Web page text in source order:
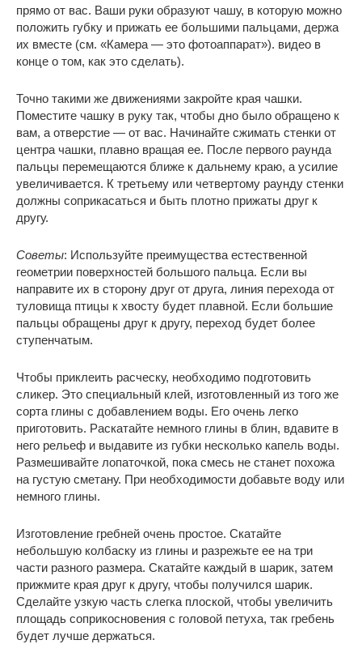
прямо от вас. Ваши руки образуют чашу, в которую можно
положить губку и прижать ее большими пальцами, держа
их вместе (см. «Камера — это фотоаппарат»). видео в
конце о том, как это сделать).
Точно такими же движениями закройте края чашки.
Поместите чашку в руку так, чтобы дно было обращено к
вам, а отверстие — от вас. Начинайте сжимать стенки от
центра чашки, плавно вращая ее. После первого раунда
пальцы перемещаются ближе к дальнему краю, а усилие
увеличивается. К третьему или четвертому раунду стенки
должны соприкасаться и быть плотно прижаты друг к
другу.
Советы: Используйте преимущества естественной
геометрии поверхностей большого пальца. Если вы
направите их в сторону друг от друга, линия перехода от
туловища птицы к хвосту будет плавной. Если большие
пальцы обращены друг к другу, переход будет более
ступенчатым.
Чтобы приклеить расческу, необходимо подготовить
сликер. Это специальный клей, изготовленный из того же
сорта глины с добавлением воды. Его очень легко
приготовить. Раскатайте немного глины в блин, вдавите в
него рельеф и выдавите из губки несколько капель воды.
Размешивайте лопаточкой, пока смесь не станет похожа
на густую сметану. При необходимости добавьте воду или
немного глины.
Изготовление гребней очень простое. Скатайте
небольшую колбаску из глины и разрежьте ее на три
части разного размера. Скатайте каждый в шарик, затем
прижмите края друг к другу, чтобы получился шарик.
Сделайте узкую часть слегка плоской, чтобы увеличить
площадь соприкосновения с головой петуха, так гребень
будет лучше держаться.